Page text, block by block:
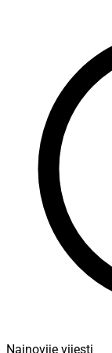
Najnovije vijesti